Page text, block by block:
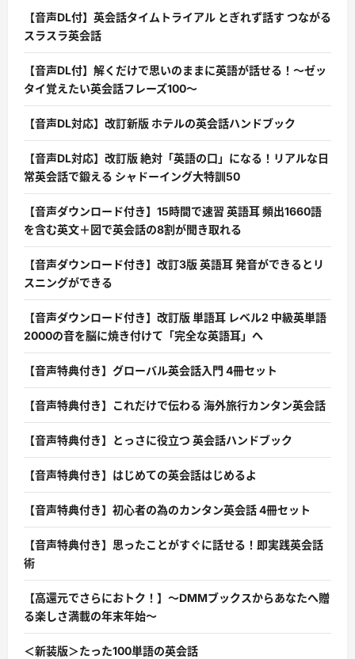
【音声DL付】英会話タイムトライアル とぎれず話す つながる
スラスラ英会話
【音声DL付】解くだけで思いのままに英語が話せる！〜ゼッ
タイ覚えたい英会話フレーズ100〜
【音声DL対応】改訂新版 ホテルの英会話ハンドブック
【音声DL対応】改訂版 絶対「英語の口」になる！リアルな日
常英会話で鍛える シャドーイング大特訓50
【音声ダウンロード付き】15時間で速習 英語耳 頻出1660語
を含む英文＋図で英会話の8割が聞き取れる
【音声ダウンロード付き】改訂3版 英語耳 発音ができるとリ
スニングができる
【音声ダウンロード付き】改訂版 単語耳 レベル2 中級英単語
2000の音を脳に焼き付けて「完全な英語耳」へ
【音声特典付き】グローバル英会話入門 4冊セット
【音声特典付き】これだけで伝わる 海外旅行カンタン英会話
【音声特典付き】とっさに役立つ 英会話ハンドブック
【音声特典付き】はじめての英会話はじめるよ
【音声特典付き】初心者の為のカンタン英会話 4冊セット
【音声特典付き】思ったことがすぐに話せる！即実践英会話
術
【高還元でさらにおトク！】〜DMMブックスからあなたへ贈
る楽しさ満載の年末年始〜
＜新装版＞たった100単語の英会話